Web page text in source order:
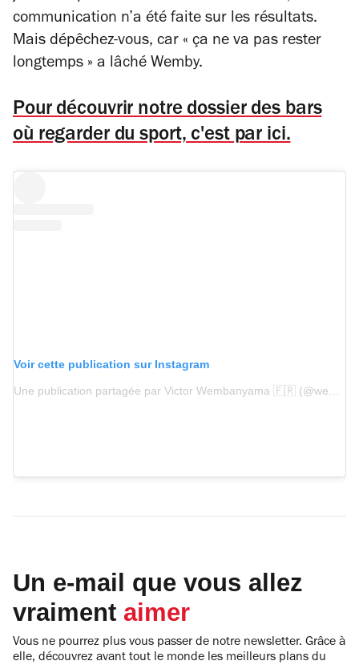
communication n’a été faite sur les résultats.
Mais dépêchez-vous, car « ça ne va pas rester
longtemps » a lâché Wemby.
Pour découvrir notre dossier des bars
où regarder du sport, c'est par ici.
Voir cette publication sur Instagram
Une publication partagée par Victor Wembanyama 🇫🇷 (@wemby)
Un e-mail que vous allez
vraiment aimer
Vous ne pourrez plus vous passer de notre newsletter. Grâce à
elle, découvrez avant tout le monde les meilleurs plans du